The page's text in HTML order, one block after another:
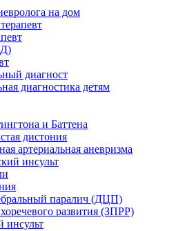
на дом
диагност
диагностика детям
и Баттена
дистония
артериальная аневризма
инсульт
паралич (ДЦП)
развития (ЗПРР)
инсульт